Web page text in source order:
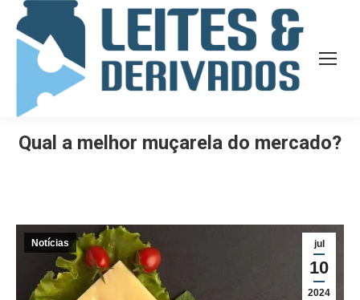
Qual a melhor muçarela do mercado?
jul
10
2024
Notícias